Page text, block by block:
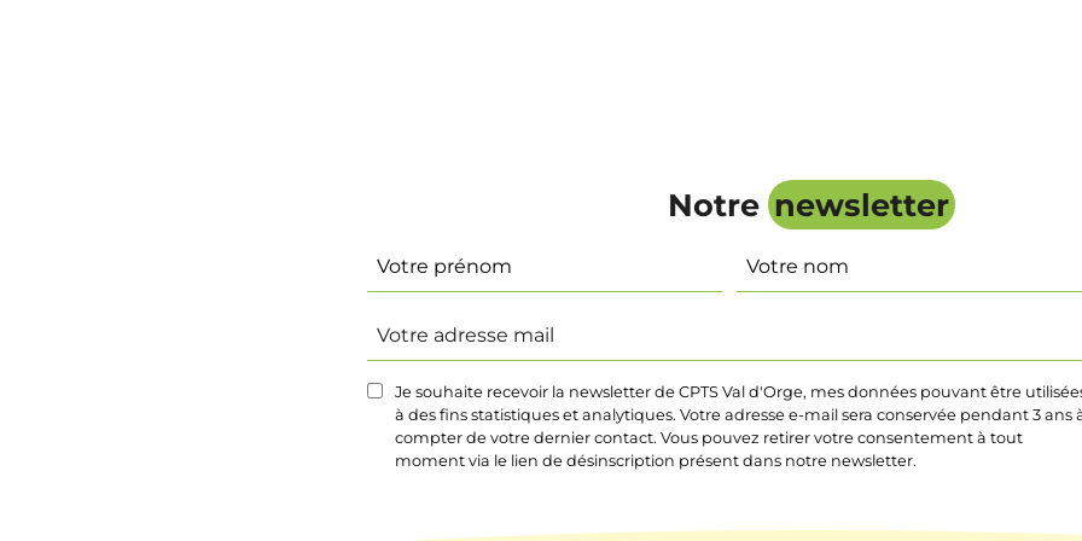
Notre newsletter
Identité
Votre
mail
(Nécessaire)
Je souhaite recevoir la newsletter de CPTS Val d'Orge, mes données pouvant être
à des fins statistiques et analytiques. Votre adresse e-mail sera conservée pendant 3 ans
compter de votre dernier contact. Vous pouvez retirer votre consentement à tout
moment via le lien de désinscription présent dans notre newsletter.